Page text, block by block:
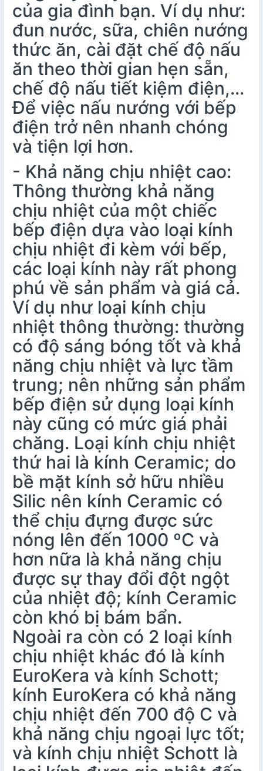
của gia đình bạn. Ví dụ như:
đun nước, sữa, chiên nướng
thức ăn, cài đặt chế độ nấu
ăn theo thời gian hẹn sẵn,
chế độ nấu tiết kiệm điện,…
Để việc nấu nướng với bếp
điện trở nên nhanh chóng
và tiện lợi hơn.
- Khả năng chịu nhiệt cao:
Thông thường khả năng
chịu nhiệt của một chiếc
bếp điện dựa vào loại kính
chịu nhiệt đi kèm với bếp,
các loại kính này rất phong
phú về sản phẩm và giá cả.
Ví dụ như loại kính chịu
nhiệt thông thường: thường
có độ sáng bóng tốt và khả
năng chịu nhiệt và lực tầm
trung; nên những sản phẩm
bếp điện sử dụng loại kính
này cũng có mức giá phải
chăng. Loại kính chịu nhiệt
thứ hai là kính Ceramic; do
bề mặt kính sở hữu nhiều
Silic nên kính Ceramic có
thể chịu đựng được sức
nóng lên đến 1000 ºC và
hơn nữa là khả năng chịu
được sự thay đổi đột ngột
của nhiệt độ; kính Ceramic
còn khó bị bám bẩn.
Ngoài ra còn có 2 loại kính
chịu nhiệt khác đó là kính
EuroKera và kính Schott;
kính EuroKera có khả năng
chịu nhiệt đến 700 độ C và
khả năng chịu ngoại lực tốt;
và kính chịu nhiệt Schott là